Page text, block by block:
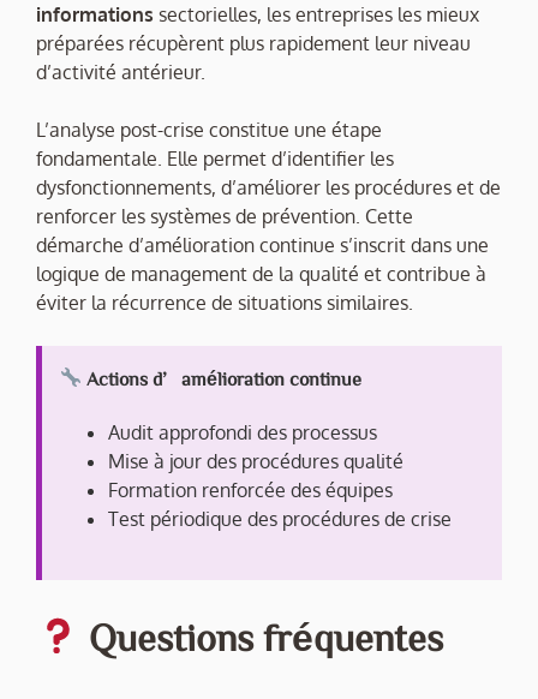
informations sectorielles, les entreprises les mieux
préparées récupèrent plus rapidement leur niveau
d’activité antérieur.
L’analyse post-crise constitue une étape
fondamentale. Elle permet d’identifier les
dysfonctionnements, d’améliorer les procédures et de
renforcer les systèmes de prévention. Cette
démarche d’amélioration continue s’inscrit dans une
logique de management de la qualité et contribue à
éviter la récurrence de situations similaires.
Actions d’amélioration continue
Audit approfondi des processus
Mise à jour des procédures qualité
Formation renforcée des équipes
Test périodique des procédures de crise
Questions fréquentes